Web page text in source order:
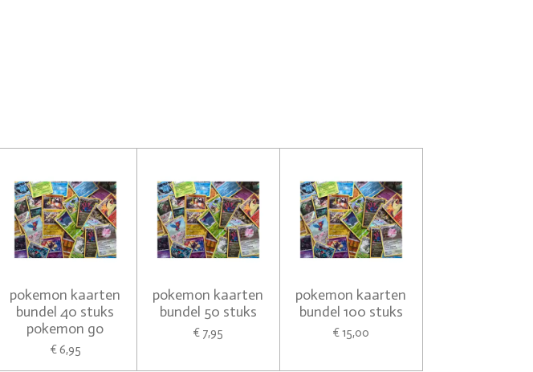
pokemon kaarten
bundel 40 stuks
pokemon go
€ 6,95
pokemon kaarten
bundel 50 stuks
€ 7,95
pokemon kaarten
bundel 100 stuks
€ 15,00